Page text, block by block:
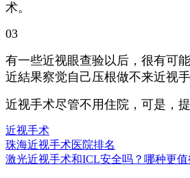
术。
03
有一些近视眼查验以后，很有可
近結果察觉自己压根做不来近视
近视手术尽管不用住院，可是，
近视手术
珠海近视手术医院排名
激光近视手术和ICL安全吗？哪种更值